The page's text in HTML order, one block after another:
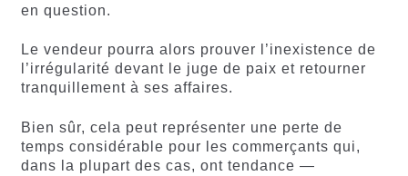
en question.
Le vendeur pourra alors prouver l’inexistence de
l’irrégularité devant le juge de paix et retourner
tranquillement à ses affaires.
Bien sûr, cela peut représenter une perte de
temps considérable pour les commerçants qui,
dans la plupart des cas, ont tendance —